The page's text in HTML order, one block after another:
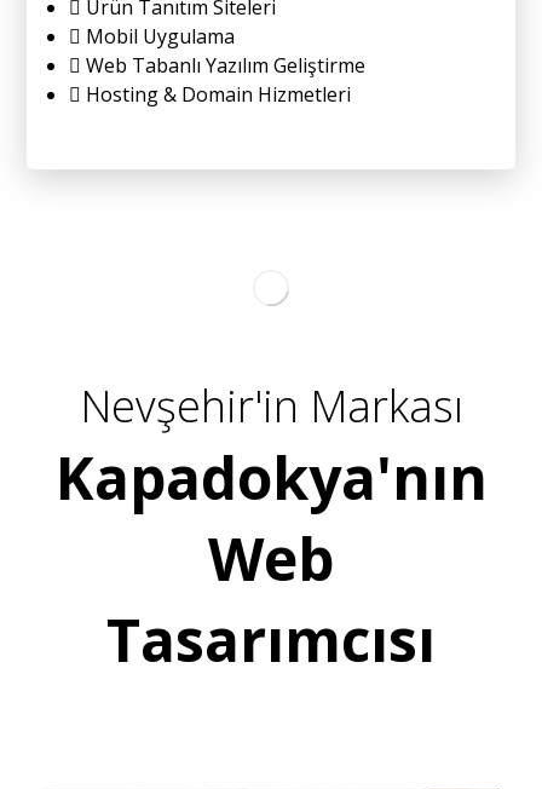
Ürün Tanıtım Siteleri
Mobil Uygulama
Web Tabanlı Yazılım Geliştirme
Hosting & Domain Hizmetleri
Nevşehir'in Markası
Kapadokya'nın
Web
Tasarımcısı